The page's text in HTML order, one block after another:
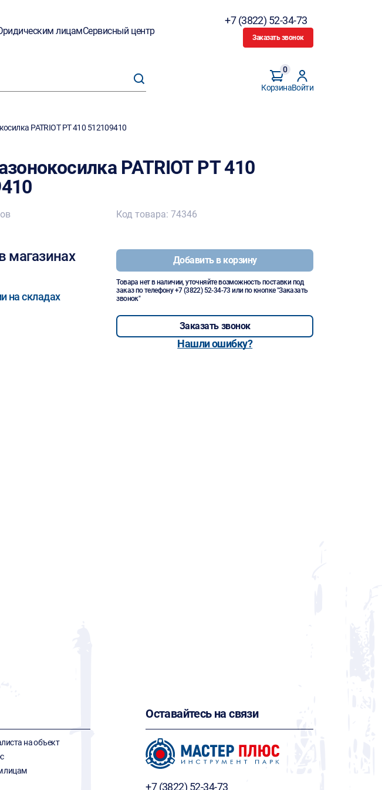
лицамСервисный центр
+7 (3822) 52-34-73
Заказать звонок
Корзина
0
Войти
PATRIOT PT 410 512109410
PATRIOT PT 410
магазинах
на складах
Код товара: 74346
Добавить в корзину
Товара нет в наличии, уточняйте возможность поставки под
заказ по телефону+7 (3822) 52-34-73 или по кнопке "Заказать
звонок"
Заказать звонок
Нашли ошибку?
на объект
лицам
Оставайтесь на связи
+7 (3822) 52-34-73